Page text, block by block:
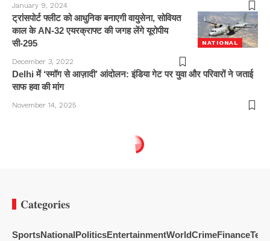
January 9, 2024
NATIONAL
ट्रांसपोर्ट फ्लीट को आधुनिक बनाएगी वायुसेना, सोवियत
काल के AN-32 एयरक्राफ्ट की जगह लेंगे यूरोपीय
सी-295
December 3, 2022
Delhi में ‘स्मॉग से आज़ादी’ आंदोलन: इंडिया गेट पर युवा और परिवारों ने जताई
साफ हवा की मांग
November 14, 2025
Categories
SportsNationalPoliticsEntertainmentWorldCrimeFinance